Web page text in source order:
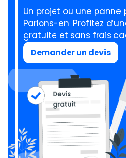
Un projet ou une panne
Parlons-en. Profitez
gratuite et sans frais
Demander un devis